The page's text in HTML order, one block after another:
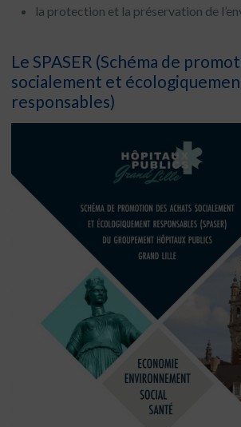
la protection et la préservation de
Le SPASER (Schéma de
socialement et
responsables)